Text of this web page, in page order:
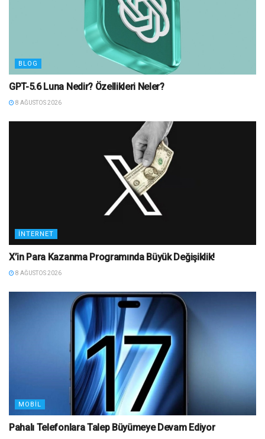
BLOG
GPT-5.6 Luna Nedir? Özellikleri Neler?
8 AĞUSTOS 2026
İNTERNET
X’in Para Kazanma Programında Büyük Değişiklik!
8 AĞUSTOS 2026
MOBIL
Pahalı Telefonlara Talep Büyümeye Devam Ediyor